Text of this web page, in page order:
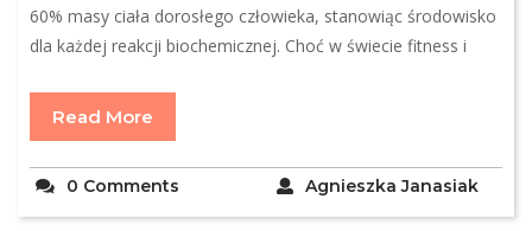
60% masy ciała dorosłego człowieka, stanowiąc środowisko
dla każdej reakcji biochemicznej. Choć w świecie fitness i
Read More
Agnieszka Janasiak
0 Comments